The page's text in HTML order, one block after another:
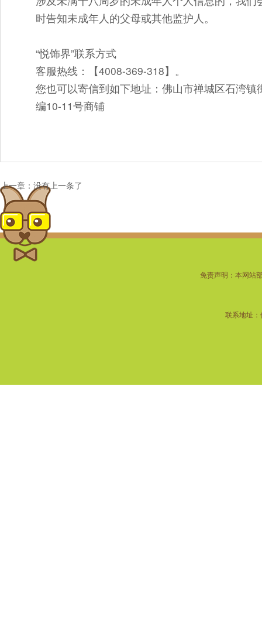
时告知未成年人的父母或其他监护人。
“悦饰界”联系方式
客服热线：【4008-369-318】。
您也可以寄信到如下地址：佛山市禅城区石湾
编10-11号商铺
上一章：没有上一条了
免责声明：本网站
联系地址